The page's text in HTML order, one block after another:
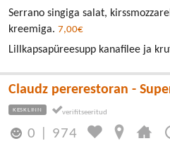
Serrano singiga salat,
kreemiga. 7,00€
Lillkapsapüreesupp kanafilee ja
Claudz pererestoran -
KESKLINN
0 974